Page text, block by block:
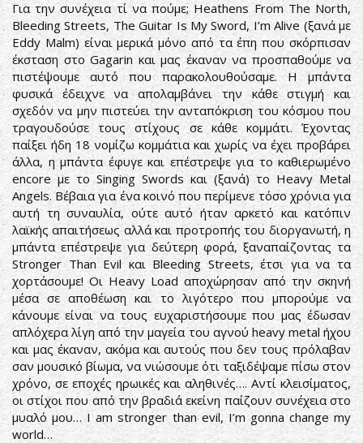
Για την συνέχεια τί να πούμε; Heathens From The North,
Bleeding Streets, The Guitar Is My Sword, Ι’m Alive (ξανά με
Eddy Malm) είναι μερικά μόνο από τα έπη που σκόρπισαν
έκσταση στο Gagarin και μας έκαναν να προσπαθούμε να
πιστέψουμε αυτό που παρακολουθούσαμε. Η μπάντα
φυσικά έδειχνε να απολαμβάνει την κάθε στιγμή και
σχεδόν να μην πιστεύει την ανταπόκριση του κόσμου που
τραγουδούσε τους στίχους σε κάθε κομμάτι. Έχοντας
παίξει ήδη 18 νομίζω κομμάτια και χωρίς να έχει προβάρει
άλλα, η μπάντα έφυγε και επέστρεψε για το καθιερωμένο
encore με το Singing Swords και (ξανά) το Heavy Metal
Angels. Βέβαια για ένα κοινό που περίμενε τόσο χρόνια για
αυτή τη συναυλία, ούτε αυτό ήταν αρκετό και κατόπιν
λαϊκής απαιτήσεως αλλά και προτροπής του διοργανωτή, η
μπάντα επέστρεψε για δεύτερη φορά, ξαναπαίζοντας τα
Stronger Than Evil και Bleeding Streets, έτσι για να τα
χορτάσουμε! Οι Heavy Load αποχώρησαν από την σκηνή
μέσα σε αποθέωση και το λιγότερο που μπορούμε να
κάνουμε είναι να τους ευχαριστήσουμε που μας έδωσαν
απλόχερα λίγη από την μαγεία του αγνού heavy metal ήχου
και μας έκαναν, ακόμα και αυτούς που δεν τους πρόλαβαν
σαν μουσικό βίωμα, να νιώσουμε ότι ταξιδέψαμε πίσω στον
χρόνο, σε εποχές ηρωικές και αληθινές…. Αντί κλεισίματος,
οι στίχοι που από την βραδιά εκείνη παίζουν συνέχεια στο
μυαλό μου… I am stronger than evil, I’m gonna change my
world…